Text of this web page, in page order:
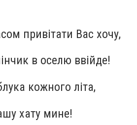
привітати Вас хочу,
в оселю ввійде!
кожного літа,
хату мине!